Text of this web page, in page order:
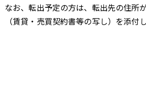
なお、転出予定の方は、転出先の住所
（賃貸・売買契約書等の写し）を添付